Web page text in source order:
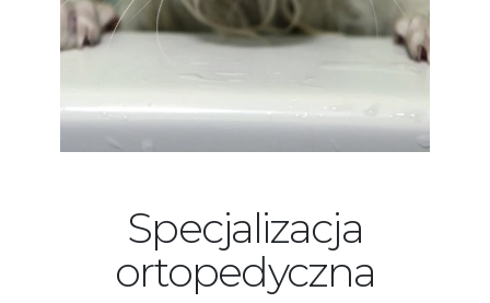
Specjalizacja
ortopedyczna